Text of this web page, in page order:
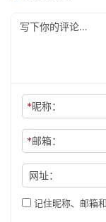
*昵称：
*邮箱：
网址：
记住昵称、邮箱